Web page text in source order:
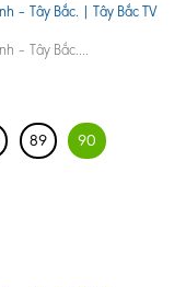
– Tây Bắc. | Tây Bắc TV
– Tây Bắc....
89 90